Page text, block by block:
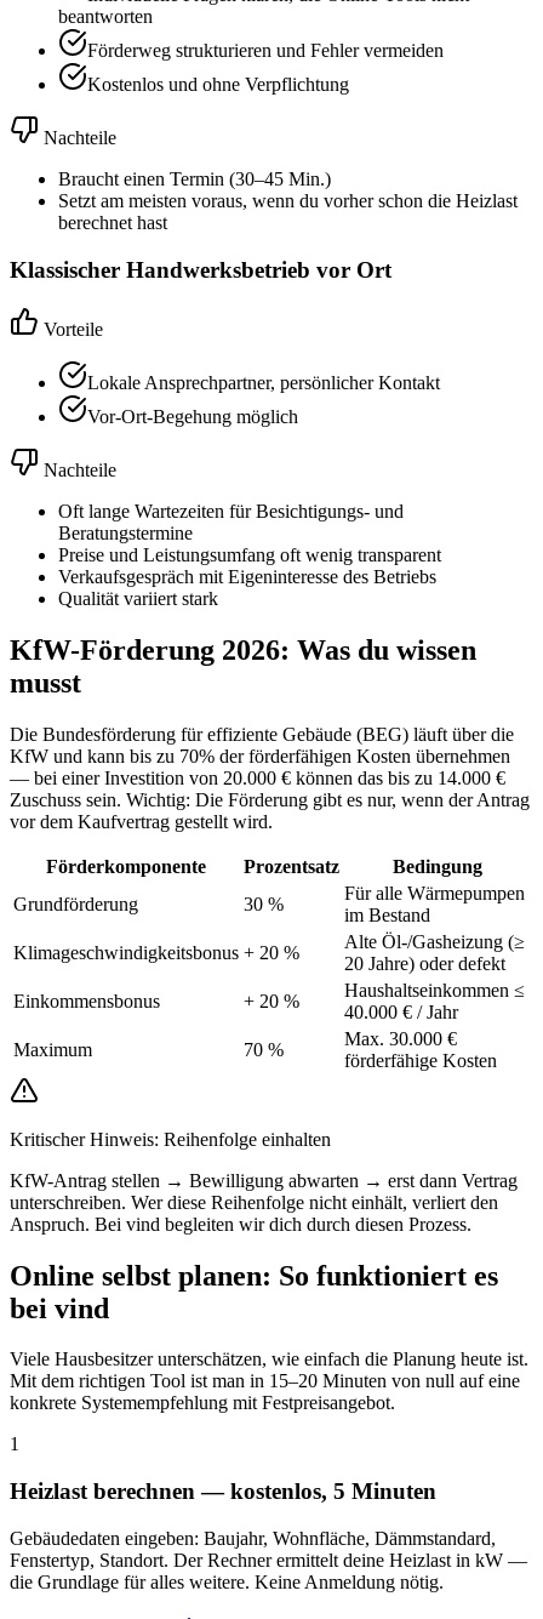
beantworten
Förderweg strukturieren und Fehler vermeiden
Kostenlos und ohne Verpflichtung
Nachteile
Braucht einen Termin (30–45 Min.)
Setzt am meisten voraus, wenn du vorher schon die Heizlast
berechnet hast
Klassischer Handwerksbetrieb vor Ort
Vorteile
Lokale Ansprechpartner, persönlicher Kontakt
Vor-Ort-Begehung möglich
Nachteile
Oft lange Wartezeiten für Besichtigungs- und
Beratungstermine
Preise und Leistungsumfang oft wenig transparent
Verkaufsgespräch mit Eigeninteresse des Betriebs
Qualität variiert stark
KfW-Förderung 2026: Was du wissen
musst
Die Bundesförderung für effiziente Gebäude (BEG) läuft über die
KfW und kann bis zu 70% der förderfähigen Kosten übernehmen
— bei einer Investition von 20.000 € können das bis zu 14.000 €
Zuschuss sein. Wichtig: Die Förderung gibt es nur, wenn der Antrag
vor dem Kaufvertrag gestellt wird.
Förderkomponente Prozentsatz
Bedingung
Grundförderung
30 %
Für alle Wärmepumpen
im Bestand
Klimageschwindigkeitsbonus + 20 %
Alte Öl-/Gasheizung (≥
20 Jahre) oder defekt
Einkommensbonus
+ 20 %
Haushaltseinkommen ≤
40.000 € / Jahr
Maximum
70 %
Max. 30.000 €
förderfähige Kosten
Kritischer Hinweis: Reihenfolge einhalten
KfW-Antrag stellen → Bewilligung abwarten → erst dann Vertrag
unterschreiben. Wer diese Reihenfolge nicht einhält, verliert den
Anspruch. Bei vind begleiten wir dich durch diesen Prozess.
Online selbst planen: So funktioniert es
bei vind
Viele Hausbesitzer unterschätzen, wie einfach die Planung heute ist.
Mit dem richtigen Tool ist man in 15–20 Minuten von null auf eine
konkrete Systemempfehlung mit Festpreisangebot.
1
Heizlast berechnen — kostenlos, 5 Minuten
Gebäudedaten eingeben: Baujahr, Wohnfläche, Dämmstandard,
Fenstertyp, Standort. Der Rechner ermittelt deine Heizlast in kW —
die Grundlage für alles weitere. Keine Anmeldung nötig.